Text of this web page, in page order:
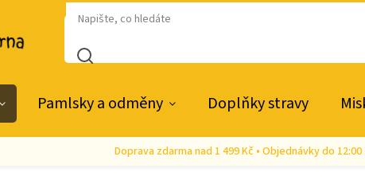
Pamlsky a odměny Doplňky stravy
Doprava zdarma nad 1 499 Kč • Objednávky do